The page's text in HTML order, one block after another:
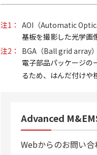
注1： AOI（Automatic
基板を撮影した光学画
注2：
BGA（Ball grid array）
電子部品パッケージの
るため、はんだ付けや
Advanced
Webからのお問い合